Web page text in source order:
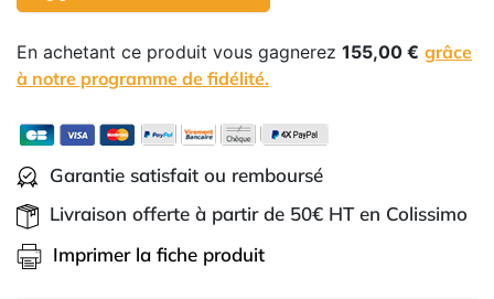
En achetant ce produit vous gagnerez 155,00 € grâce
à notre programme de fidélité.
Garantie satisfait ou remboursé
Livraison offerte à partir de 50€ HT en Colissimo
Imprimer la fiche produit